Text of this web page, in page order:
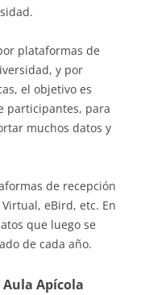
plataformas de
y por
el objetivo es
participantes, para
muchos datos y
de recepción
eBird, etc. En
que luego se
de cada año.
Apícola